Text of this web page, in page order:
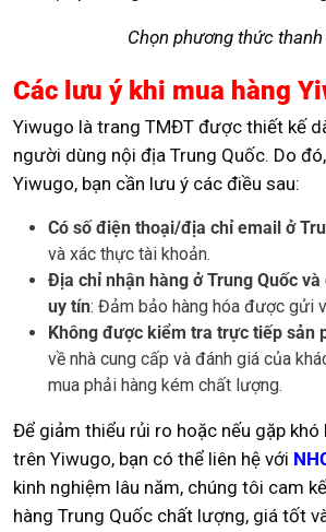
Chọn phương thức
Các lưu ý khi mua hàng
Yiwugo là trang TMĐT được thiết kế
người dùng nội địa Trung Quốc. Do
Yiwugo, bạn cần lưu ý các điều sau:
Có số điện thoại/địa chỉ email ở
và xác thực tài khoản.
Địa chỉ nhận hàng ở Trung Quốc
uy tín: Đảm bảo hàng hóa được gửi
Không được kiểm tra trực tiếp sản
về nhà cung cấp và đánh giá của
mua phải hàng kém chất lượng.
Để giảm thiểu rủi ro hoặc nếu gặp khó
trên Yiwugo, bạn có thể liên hệ với
kinh nghiệm lâu năm, chúng tôi cam
hàng Trung Quốc chất lượng, giá tốt